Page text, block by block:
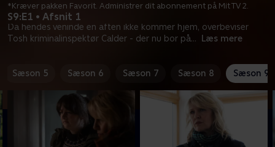
S9:E1 • Afsnit 1
Da hendes veninde en aften ikke kommer hjem, overbeviser
Tosh kriminalinspektør Calder - der nu bor på... Læs mere
*Kræver pakken Favorit. Administrer dit abonnement på Mit TV 2.
Sæson 5 Sæson 6 Sæson 7 Sæson 8 Sæson 9